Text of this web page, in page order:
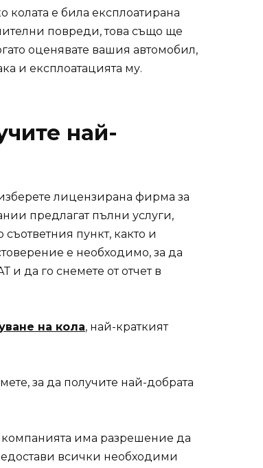
колата е била експлоатирана
повреди, това също ще
оценявате вашия автомобил,
и експлоатацията му.
най-
лицензирана фирма за
предлагат пълни услуги,
пункт, както и
е необходимо, за да
и да го снемете от отчет в
на кола, най-краткият
за да получите най-добрата
компанията има разрешение да
всички необходими